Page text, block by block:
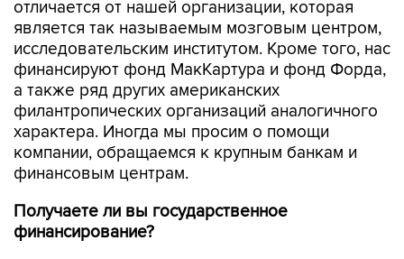
отличается от нашей организации, которая
является так называемым мозговым центром,
исследовательским институтом. Кроме того, нас
финансируют фонд МакКартура и фонд Форда,
а также ряд других американских
филантропических организаций аналогичного
характера. Иногда мы просим о помощи
компании, обращаемся к крупным банкам и
финансовым центрам.
Получаете ли вы государственное
финансирование?